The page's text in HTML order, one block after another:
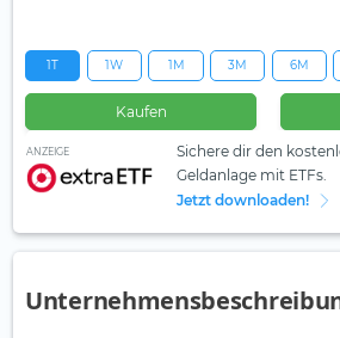
1T 1W 1M 3M 6M
Kaufen
ANZEIGE
Sichere dir den
Geldanlage mit ETFs.
Jetzt downloaden!